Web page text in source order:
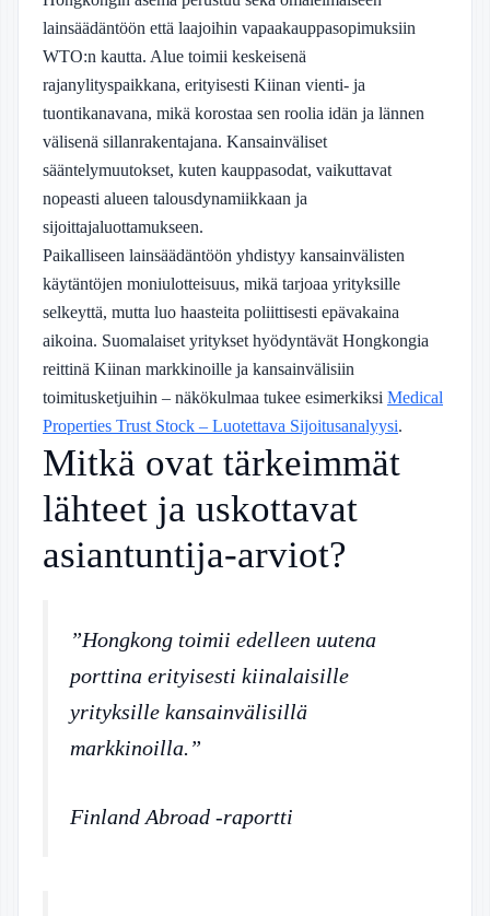
lainsäädäntöön että laajoihin vapaakauppasopimuksiin
WTO:n kautta. Alue toimii keskeisenä
rajanylityspaikkana, erityisesti Kiinan vienti- ja
tuontikanavana, mikä korostaa sen roolia idän ja lännen
välisenä sillanrakentajana. Kansainväliset
sääntelymuutokset, kuten kauppasodat, vaikuttavat
nopeasti alueen talousdynamiikkaan ja
sijoittajaluottamukseen.
Paikalliseen lainsäädäntöön yhdistyy kansainvälisten
käytäntöjen moniulotteisuus, mikä tarjoaa yrityksille
selkeyttä, mutta luo haasteita poliittisesti epävakaina
aikoina. Suomalaiset yritykset hyödyntävät Hongkongia
reittinä Kiinan markkinoille ja kansainvälisiin
toimitusketjuihin – näkökulmaa tukee esimerkiksi Medical
Properties Trust Stock – Luotettava Sijoitusanalyysi.
Mitkä ovat tärkeimmät
lähteet ja uskottavat
asiantuntija-arviot?
”Hongkong toimii edelleen uutena
porttina erityisesti kiinalaisille
yrityksille kansainvälisillä
markkinoilla.”
Finland Abroad -raportti